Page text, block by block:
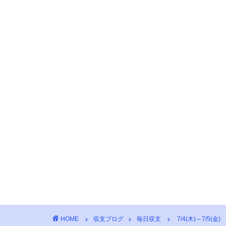
HOME 収支ブログ 毎日収支 7/4(木)～7/5(金)